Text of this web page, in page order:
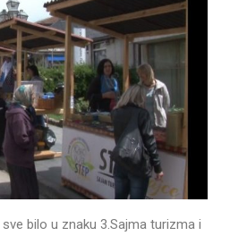
bilo u znaku 3.Sajma turizma i